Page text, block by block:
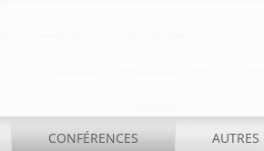
CONFÉRENCES AUTRES